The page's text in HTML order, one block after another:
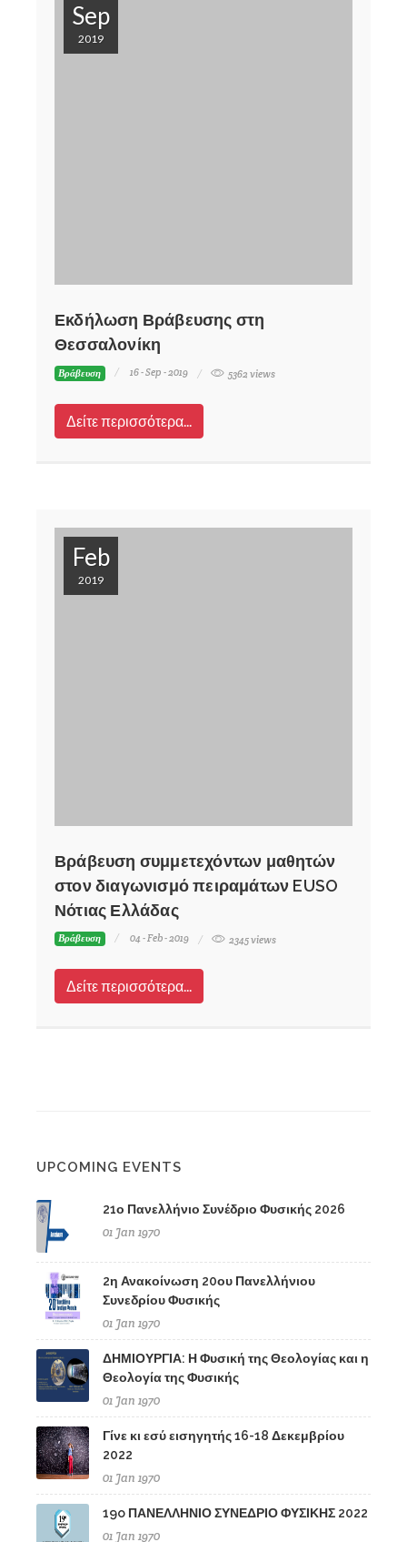
Sep
2019
Εκδήλωση Βράβευσης στη
Θεσσαλονίκη
Βράβευση 16 - Sep - 2019 5362 views
Δείτε περισσότερα...
Feb
2019
Βράβευση συμμετεχόντων μαθητών
στον διαγωνισμό πειραμάτων EUSO
Νότιας Ελλάδας
Βράβευση 04 - Feb - 2019 2345 views
Δείτε περισσότερα...
UPCOMING EVENTS
21ο Πανελλήνιο Συνέδριο Φυσικής 2026
01 Jan 1970
2η Ανακοίνωση 20ου Πανελλήνιου
Συνεδρίου Φυσικής
01 Jan 1970
ΔΗΜΙΟΥΡΓΙΑ: Η Φυσική της Θεολογίας και η
Θεολογία της Φυσικής
01 Jan 1970
Γίνε κι εσύ εισηγητής 16-18 Δεκεμβρίου
2022
01 Jan 1970
19o ΠΑΝΕΛΛΗΝΙΟ ΣΥΝΕΔΡΙΟ ΦΥΣΙΚΗΣ 2022
01 Jan 1970